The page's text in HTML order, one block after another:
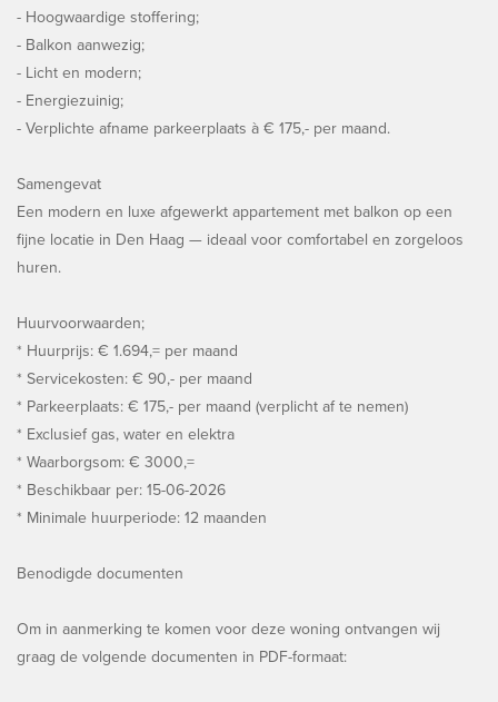
- Hoogwaardige stoffering;
- Balkon aanwezig;
- Licht en modern;
- Energiezuinig;
- Verplichte afname parkeerplaats à € 175,- per maand.
Samengevat
Een modern en luxe afgewerkt appartement met balkon op een
fijne locatie in Den Haag — ideaal voor comfortabel en zorgeloos
huren.
Huurvoorwaarden;
* Huurprijs: € 1.694,= per maand
* Servicekosten: € 90,- per maand
* Parkeerplaats: € 175,- per maand (verplicht af te nemen)
* Exclusief gas, water en elektra
* Waarborgsom: € 3000,=
* Beschikbaar per: 15-06-2026
* Minimale huurperiode: 12 maanden
Benodigde documenten
Om in aanmerking te komen voor deze woning ontvangen wij
graag de volgende documenten in PDF-formaat: